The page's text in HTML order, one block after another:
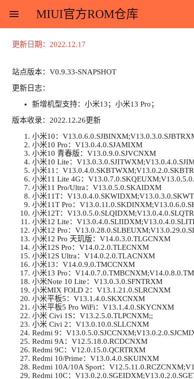
menu MIUI官方ROM仓库
更新日期：2022.12.17
站点版本：V0.9.33-SNAPSHOT
更新日志：
新增机型支持：小米13；小米13 Pro；
版本收录：2022.12.26更新
小米10：
小米10 Pro：V13.0.4.0.SJAMIXM
小米10 青春版：V13.0.9.0.SJVCNXM
小米10 Lite：
小米11：
小米11 Lite 4G：
小米11 Pro/Ultra：V13.0.5.0.SKAIDXM
小米11T：
小米11T Pro：
小米12T：
小米12 Lite：
小米12 Pro：
小米12 Pro 天玑版：V14.0.3.0.TLGCNXM
小米12S Pro：V14.0.2.0.TLECNXM
小米12S Ultra：V14.0.2.0.TLACNXM
小米13：V14.0.9.0.TMCCNXM
小米13 Pro：
小米Note 10 Lite：V13.0.3.0.SFNTRXM
小米MIX FOLD 2：V13.1.21.0.SLRCNXM
小米平板5：V13.1.4.0.SKXCNXM
小米平板5 Pro WiFi：V13.1.4.0.SKYCNXM
小米 Civi 1S：V13.2.5.0.TLPCNXM;;
小米 Civi 2：V13.0.10.0.SLLCNXM
Redmi 9：
Redmi 9A：V12.5.18.0.RCDCNXM
Redmi 9C：V12.0.15.0.QCRTRXM
Redmi 10/Prime：V13.0.4.0.SKUINXM
Redmi 10A/10A Sport：
Redmi 10C：